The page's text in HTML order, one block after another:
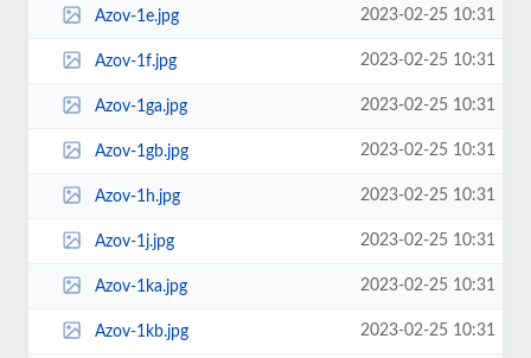
Azov-1e.jpg 2023-02-25 10:31
Azov-1f.jpg 2023-02-25 10:31
Azov-1ga.jpg 2023-02-25 10:31
Azov-1gb.jpg 2023-02-25 10:31
Azov-1h.jpg 2023-02-25 10:31
Azov-1j.jpg 2023-02-25 10:31
Azov-1ka.jpg 2023-02-25 10:31
Azov-1kb.jpg 2023-02-25 10:31